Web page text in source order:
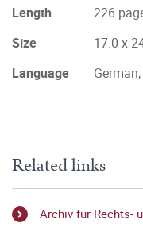
Length
226
Size
17.0 x
Language
Related links
Archiv für Rechts-